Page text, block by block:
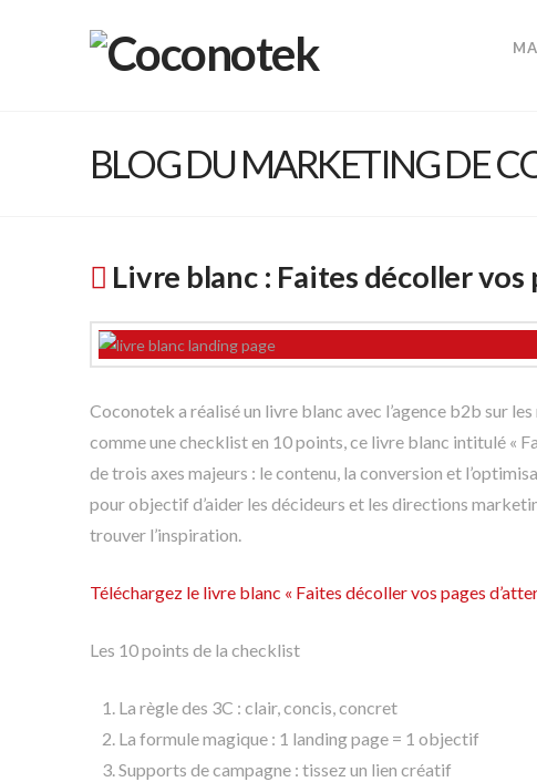
BLOG DU MARKETING DE
Livre blanc : Faites décoller vos
Coconotek a réalisé un livre blanc avec l’agence b2b sur
comme une checklist en 10 points, ce livre blanc intitulé «
de trois axes majeurs : le contenu, la conversion et
pour objectif d’aider les décideurs et les directions
trouver l’inspiration.
Téléchargez le livre blanc « Faites décoller vos pages
Les 10 points de la checklist
La règle des 3C : clair, concis, concret
La formule magique : 1 landing page = 1 objectif
Supports de campagne : tissez un lien créatif